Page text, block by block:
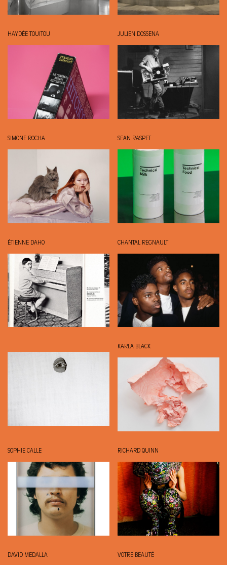
HAYDÉE TOUITOU JULIEN DOSSENA
SIMONE ROCHA SEAN RASPET
ÉTIENNE DAHO CHANTAL REGNAULT
KARLA BLACK
SOPHIE CALLE RICHARD QUINN
DAVID MEDALLA VOTRE BEAUTÉ